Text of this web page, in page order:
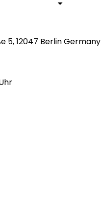
5, 12047 Berlin Germany